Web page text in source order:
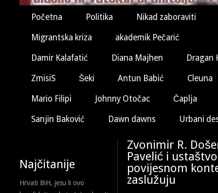
Početna Politika Nikad zaboraviti
Migrantska kriza akademik Pečarić
Damir Kalafatić Diana Majhen Dragan
ZmisiS Šeki Antun Babić Cleuna
Mario Filipi Johnny Otočac Čaplja
Sanjin Baković Dawn dawns Urbani
Najčitanije
Hrvati BiH, jesu li ovo
Zvonimir R.
Pavelić i
povijesnom
zaslužuju